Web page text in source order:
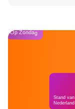
Op Zondag
Stand van
Nederland